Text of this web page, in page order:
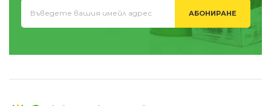
АБОНИРАНЕ